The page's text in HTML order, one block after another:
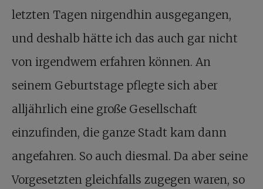
letzten Tagen nirgendhin ausgegangen,
und deshalb hätte ich das auch gar nicht
von irgendwem erfahren können. An
seinem Geburtstage pflegte sich aber
alljährlich eine große Gesellschaft
einzufinden, die ganze Stadt kam dann
angefahren. So auch diesmal. Da aber seine
Vorgesetzten gleichfalls zugegen waren, so